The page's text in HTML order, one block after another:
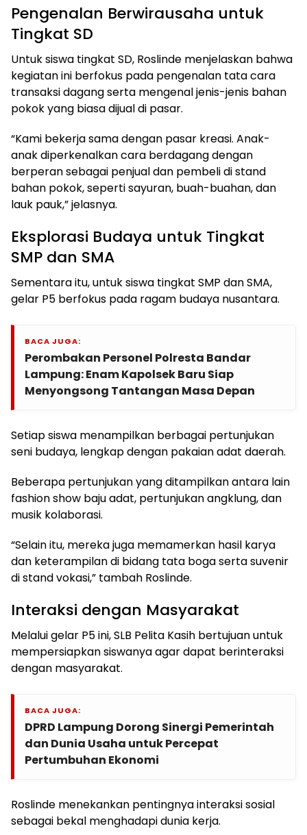
Pengenalan Berwirausaha untuk
Tingkat SD
Untuk siswa tingkat SD, Roslinde menjelaskan bahwa
kegiatan ini berfokus pada pengenalan tata cara
transaksi dagang serta mengenal jenis-jenis bahan
pokok yang biasa dijual di pasar.
“Kami bekerja sama dengan pasar kreasi. Anak-
anak diperkenalkan cara berdagang dengan
berperan sebagai penjual dan pembeli di stand
bahan pokok, seperti sayuran, buah-buahan, dan
lauk pauk,” jelasnya.
Eksplorasi Budaya untuk Tingkat
SMP dan SMA
Sementara itu, untuk siswa tingkat SMP dan SMA,
gelar P5 berfokus pada ragam budaya nusantara.
BACA JUGA:
Perombakan Personel Polresta Bandar
Lampung: Enam Kapolsek Baru Siap
Menyongsong Tantangan Masa Depan
Setiap siswa menampilkan berbagai pertunjukan
seni budaya, lengkap dengan pakaian adat daerah.
Beberapa pertunjukan yang ditampilkan antara lain
fashion show baju adat, pertunjukan angklung, dan
musik kolaborasi.
“Selain itu, mereka juga memamerkan hasil karya
dan keterampilan di bidang tata boga serta suvenir
di stand vokasi,” tambah Roslinde.
Interaksi dengan Masyarakat
Melalui gelar P5 ini, SLB Pelita Kasih bertujuan untuk
mempersiapkan siswanya agar dapat berinteraksi
dengan masyarakat.
BACA JUGA:
DPRD Lampung Dorong Sinergi Pemerintah
dan Dunia Usaha untuk Percepat
Pertumbuhan Ekonomi
Roslinde menekankan pentingnya interaksi sosial
sebagai bekal menghadapi dunia kerja.